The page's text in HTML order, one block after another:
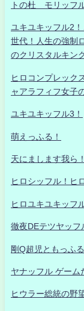
トの杜 モリッフ
ユキユキッフル2
世代！人生の強制
のクリスタルキン
ヒロコンプレック
ャアラフィフ女子
ユキユキッフル3！
萌えっふる！
天にまします我ら！
ヒロシッフル！ヒ
ヒロユキユキッフ
徹夜DEテツヤッフ
剛Q超児ともっふる
ヤナッフル ゲーム
ヒウラー総統の野